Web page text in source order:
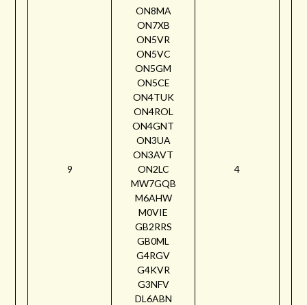
9
ON8MA
ON7XB
ON5VR
ON5VC
ON5GM
ON5CE
ON4TUK
ON4ROL
ON4GNT
ON3UA
ON3AVT
ON2LC
MW7GQB
M6AHW
M0VIE
GB2RRS
GB0ML
G4RGV
G4KVR
G3NFV
DL6ABN
4